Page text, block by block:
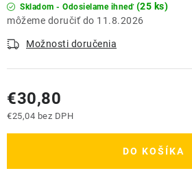
Skladom - Odosielame ihneď (25 ks)
11.8.2026
Možnosti doručenia
€30,80
€25,04 bez DPH
DO KOŠÍKA